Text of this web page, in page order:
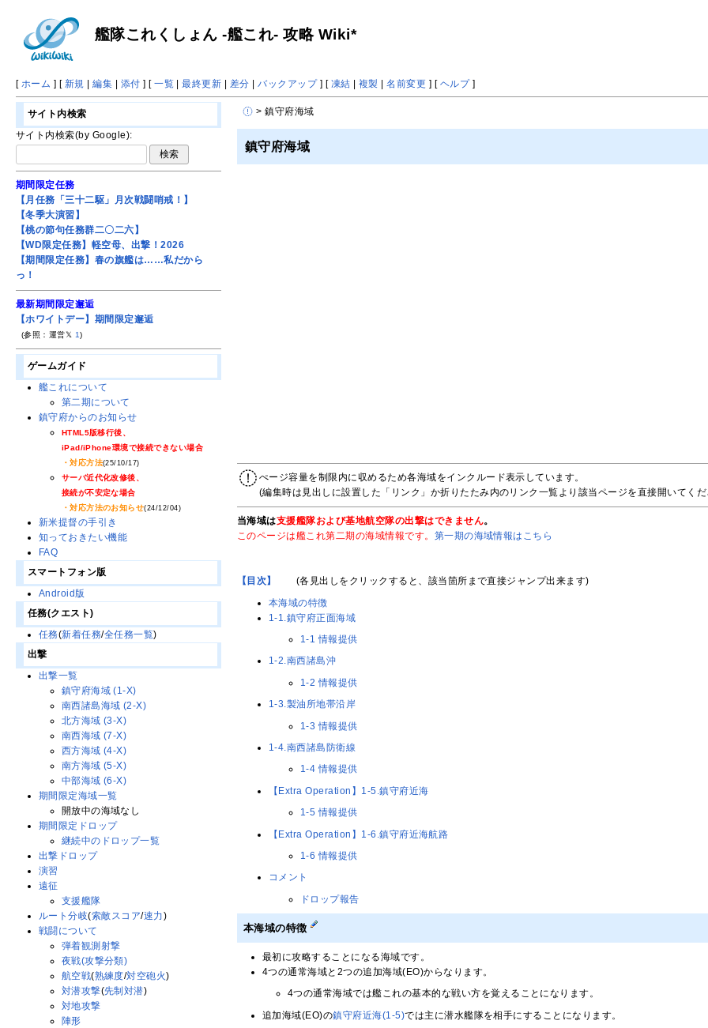
艦隊これくしょん -艦これ- 攻略 Wiki*
[ ホーム ] [ 新規 |編集 | 添付 ] [一覧 |最終更新 | 差分 |バックアップ] [ 凍結 | 複製 |名前変更 ] [ ヘルプ]
> 鎮守府海域
鎮守府海域
ぺージ容量を制限内に収めるため各海域をインクルード表示しています。
(編集時は見出しに設置した「リンク」か折りたたみ内のリンク一覧より該当ページを直接開いてく
当海域は支援艦隊および基地航空隊の出撃はできません。
このページは艦これ第二期の海域情報です。 第一期の海域情報はこちら
【目次】
(各見出しをクリックすると、該当箇所まで直接ジャンプ出来ます)
本海域の特徴
1-1.鎮守府正面海域
1-1 情報提供
1-2.南西諸島沖
1-2 情報提供
1-3.製油所地帯沿岸
1-3 情報提供
1-4.南西諸島防衛線
1-4 情報提供
【Extra Operation】1-5.鎮守府近海
1-5 情報提供
【Extra Operation】1-6.鎮守府近海航路
1-6 情報提供
コメント
ドロップ報告
本海域の特徴
最初に攻略することになる海域です。
4つの通常海域と2つの追加海域(EO)からなります。
4つの通常海域では艦これの基本的な戦い方を覚えることになります。
追加海域(EO)の鎮守府近海(1-5)では主に潜水艦隊を相手にすることになります。
サイト内検索
サイト内検索(by Google):
期間限定任務
【月任務「三十二駆」月次戦闘哨戒！】
【冬季大演習】
【桃の節句任務群二〇二六】
【WD限定任務】軽空母、出撃！2026
【期間限定任務】春の旗艦は……私だから
っ！
最新期間限定邂逅
【ホワイトデー】期間限定邂逅
(参照：運営𝕏 1)
ゲームガイド
艦これについて
第二期について
鎮守府からのお知らせ
HTML5版移行後、
iPad/iPhone環境で接続できない場合
・対応方法(25/10/17)
サーバ近代化改修後、
接続が不安定な場合
・対応方法のお知らせ(24/12/04)
新米提督の手引き
知っておきたい機能
FAQ
スマートフォン版
Android版
任務(クエスト)
任務(新着任務/全任務一覧)
出撃
出撃一覧
鎮守府海域 (1-X)
南西諸島海域 (2-X)
北方海域 (3-X)
南西海域 (7-X)
西方海域 (4-X)
南方海域 (5-X)
中部海域 (6-X)
期間限定海域一覧
開放中の海域なし
期間限定ドロップ
継続中のドロップ一覧
出撃ドロップ
演習
遠征
支援艦隊
ルート分岐(索敵スコア/速力)
戦闘について
弾着観測射撃
夜戦(攻撃分類)
航空戦(熟練度/対空砲火)
対潜攻撃(先制対潜)
対地攻撃
陣形